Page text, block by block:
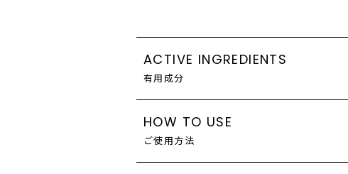
ACTIVE INGREDIENTS
有用成分
クマやむくみの外 観を軽減する目元用コ
HOW TO USE
ご使用方法